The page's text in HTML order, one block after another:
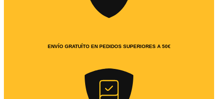
ENVÍO GRATUÍTO EN PEDIDOS SUPERIORES A 50€